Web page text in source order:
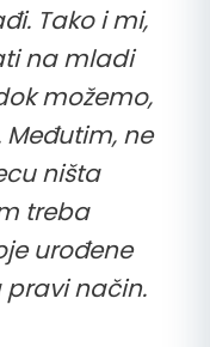
Tako i mi,
na mladi
možemo,
ne
ništa
treba
urođene
pravi način.